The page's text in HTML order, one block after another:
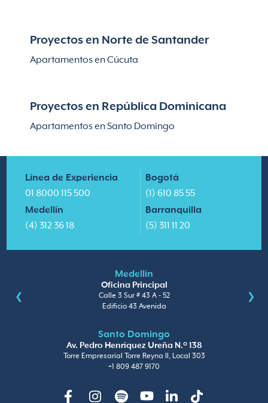
Proyectos en Norte de Santander
Apartamentos en Cúcuta
Proyectos en República Dominicana
Apartamentos en Santo Domingo
Línea de Experiencia
01 8000 115 500
Medellín
(4) 312 36 18
Bogotá
(1) 610 85 55
Barranquilla
(5) 311 11 20
Medellín
Oficina Principal
Calle 3 Sur # 43 A - 52
Edificio 43 Avenida
Santo Domingo
Av. Pedro Henríquez Ureña N.º 138
Torre Empresarial Torre Reyna II, Local 303
+1 809 487 9170
FacebookInstagramSpotify YoutubeLinkedinTikTok